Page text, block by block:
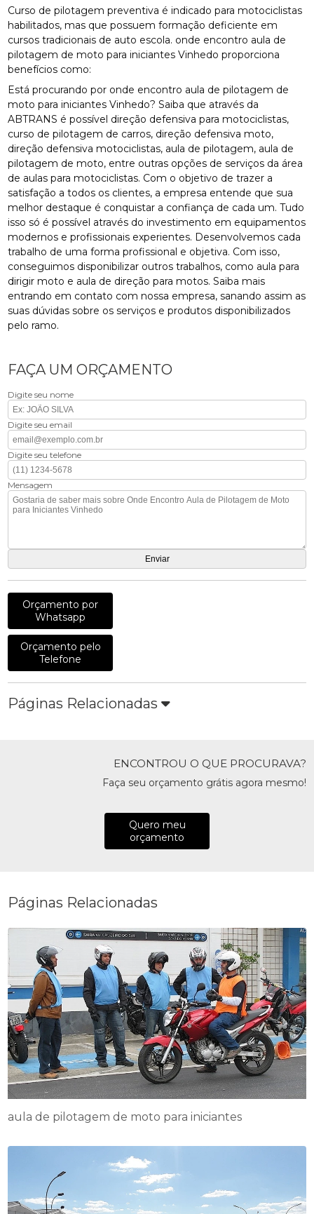
Curso de pilotagem preventiva é indicado para motociclistas
habilitados, mas que possuem formação deficiente em
cursos tradicionais de auto escola. onde encontro aula de
pilotagem de moto para iniciantes Vinhedo proporciona
benefícios como:
Está procurando por onde encontro aula de pilotagem de
moto para iniciantes Vinhedo? Saiba que através da
ABTRANS é possível direção defensiva para motociclistas,
curso de pilotagem de carros, direção defensiva moto,
direção defensiva motociclistas, aula de pilotagem, aula de
pilotagem de moto, entre outras opções de serviços da área
de aulas para motociclistas. Com o objetivo de trazer a
satisfação a todos os clientes, a empresa entende que sua
melhor destaque é conquistar a confiança de cada um. Tudo
isso só é possível através do investimento em equipamentos
modernos e profissionais experientes. Desenvolvemos cada
trabalho de uma forma profissional e objetiva. Com isso,
conseguimos disponibilizar outros trabalhos, como aula para
dirigir moto e aula de direção para motos. Saiba mais
entrando em contato com nossa empresa, sanando assim as
suas dúvidas sobre os serviços e produtos disponibilizados
pelo ramo.
FAÇA UM ORÇAMENTO
Digite seu nome
Digite seu email
Digite seu telefone
Mensagem
Orçamento por
Whatsapp
Orçamento pelo
Telefone
Páginas Relacionadas
ENCONTROU O QUE PROCURAVA?
Faça seu orçamento grátis agora mesmo!
Quero meu
orçamento
Páginas Relacionadas
aula de pilotagem de moto para iniciantes